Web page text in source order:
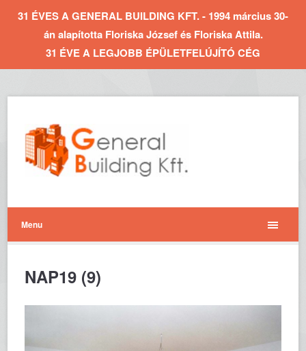
31 ÉVES A GENERAL BUILDING KFT. - 1994 március 30-
án alapította Floriska József és Floriska Attila.
31 ÉVE A LEGJOBB ÉPÜLETFELÚJÍTÓ CÉG
Menu
NAP19 (9)